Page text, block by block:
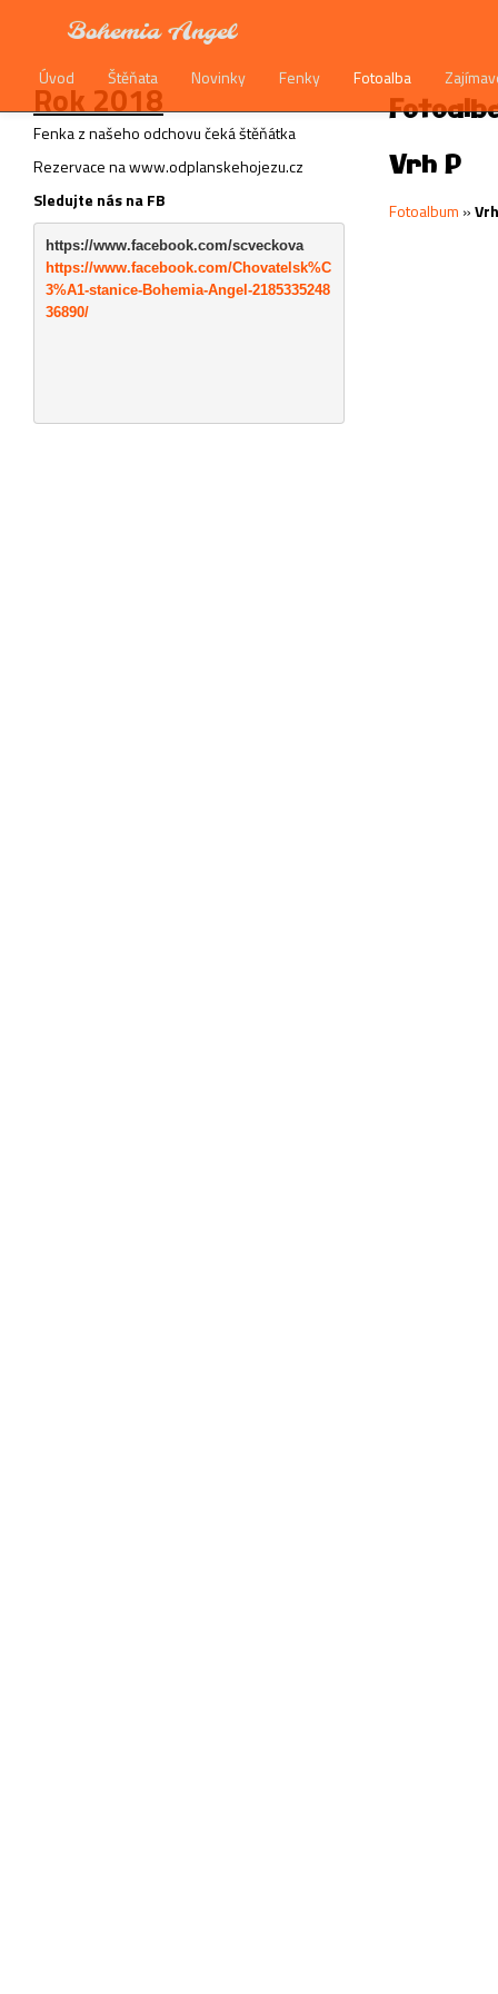
Bohemia Angel
Úvod Štěňata Novinky Fenky Fotoalba
Rok 2018
Fenka z našeho odchovu čeká štěňátka
Rezervace na www.odplanskehojezu.cz
Sledujte nás na FB
https://www.facebook.com/scveckova
https://www.facebook.com/Chovatelsk%C
3%A1-stanice-Bohemia-Angel-2185335248
36890/
Vrh P
Fotoalbum »